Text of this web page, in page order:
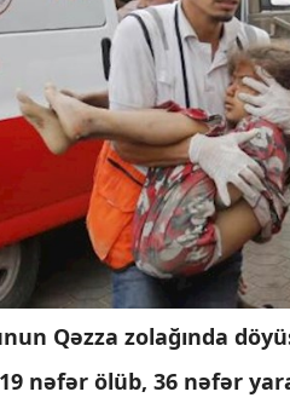
Qəzza zolağında
nəfər ölüb, 36 nəfər